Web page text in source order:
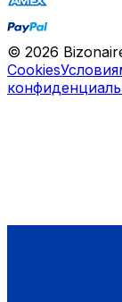
© 2026
Cookies